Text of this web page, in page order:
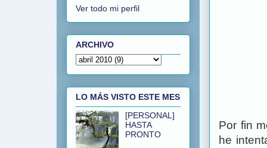
Por fin
he
Ver todo mi perfil
ARCHIVO
LO MÁS VISTO ESTE MES
[PERSONAL]
HASTA
PRONTO